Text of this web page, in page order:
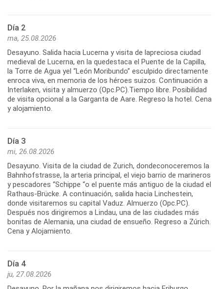
Día 2
ma, 25.08.2026
Desayuno. Salida hacia Lucerna y visita de lapreciosa ciudad
medieval de Lucerna, en la quedestaca el Puente de la Capilla,
la Torre de Agua yel “León Moribundo” esculpido directamente
enroca viva, en memoria de los héroes suizos. Continuación a
Interlaken, visita y almuerzo (Opc.PC).Tiempo libre. Posibilidad
de visita opcional a la Garganta de Aare. Regreso la hotel. Cena
y alojamiento.
Día 3
mi, 26.08.2026
Desayuno. Visita de la ciudad de Zurich, dondeconoceremos la
Bahnhofstrasse, la arteria principal, el viejo barrio de marineros
y pescadores “Schippe “o el puente más antiguo de la ciudad el
Rathaus-Brücke. A continuación, salida hacia Linchestein,
donde visitaremos su capital Vaduz. Almuerzo (Opc.PC).
Después nos dirigiremos a Lindau, una de las ciudades más
bonitas de Alemania, una ciudad de ensueño. Regreso a Zúrich.
Cena y Alojamiento.
Día 4
ju, 27.08.2026